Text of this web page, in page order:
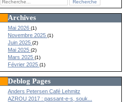
Archives
Mai 2026(1)
Novembre 2025(1)
Juin 2025(2)
Mai 2025(2)
Mars 2025(1)
Février 2025(1)
Deblog Pages
Anders Petersen Café Lehmitz
AZROU 2017 : passant-e-s, souk...